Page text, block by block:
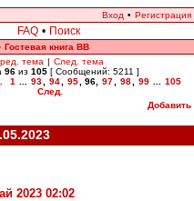
Вход • Регистрация
FAQ • Поиск
Гостевая книга ВВ
тема | След. тема
96из 105[ Сообщений: 5211 ]
1 93 94 95 96 97 98 99
105
След.
Добавить
2023 02:02